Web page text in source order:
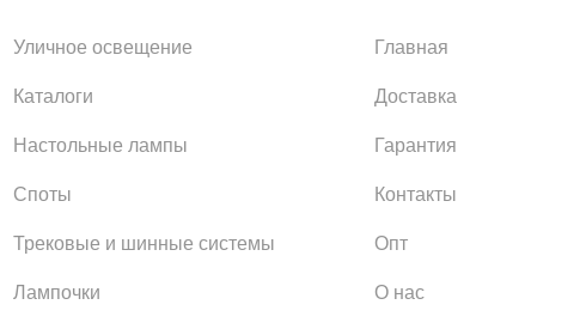
Уличное освещение
Каталоги
Настольные лампы
Споты
Трековые и шинные системы
Лампочки
Главная
Доставка
Гарантия
Контакты
Опт
О нас